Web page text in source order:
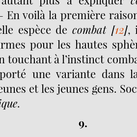
En voilà la première
espèce de combat[12],
pour les hautes
touchant à l’instinct
une variante dans
et les jeunes gens.
.
9.